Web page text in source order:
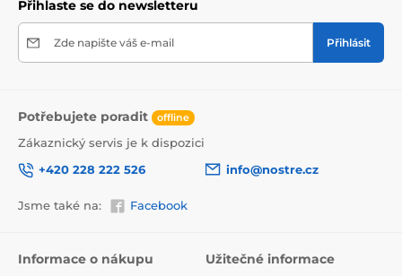
Použitá tisková metoda je ekologická, a proto jsou
Přihlaste se do newsletteru
Zde napište váš e-mail Přihlásit
Potřebujete poradit offline
Zákaznický servis je k dispozici
+420 228 222 526
info@nostre.cz
Jsme také na: Facebook
Informace o nákupu Užitečné informace